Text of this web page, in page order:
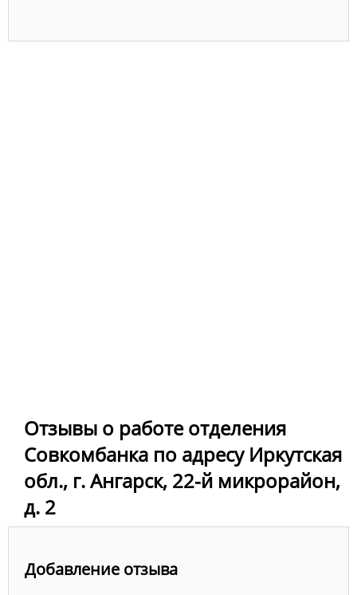
Отзывы о работе отделения
Совкомбанка по адресу Иркутская
обл., г. Ангарск, 22-й микрорайон,
д. 2
Добавление отзыва